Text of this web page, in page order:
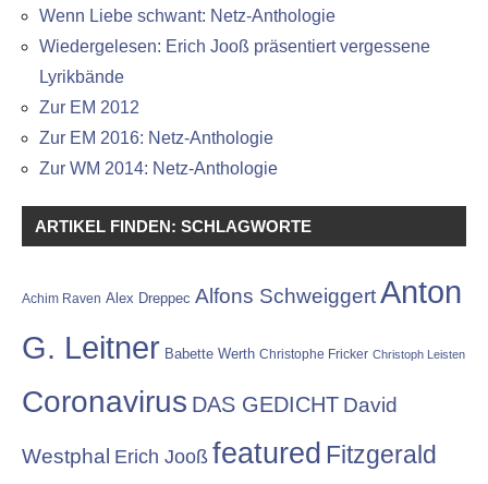
Wenn Liebe schwant: Netz-Anthologie
Wiedergelesen: Erich Jooß präsentiert vergessene
Lyrikbände
Zur EM 2012
Zur EM 2016: Netz-Anthologie
Zur WM 2014: Netz-Anthologie
ARTIKEL FINDEN: SCHLAGWORTE
Achim Raven Alex Dreppec Alfons SchweiggertAnton
G. Leitner Babette Werth Christophe Fricker Christoph Leisten
Coronavirus DAS GEDICHT David
Westphal Erich Jooß featured Fitzgerald